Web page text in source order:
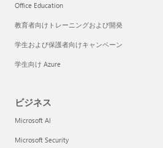
Office Education
教育者向けトレーニングおよび開発
学生および保護者向けキャンペーン
学生向け Azure
ビジネス
Microsoft AI
Microsoft Security